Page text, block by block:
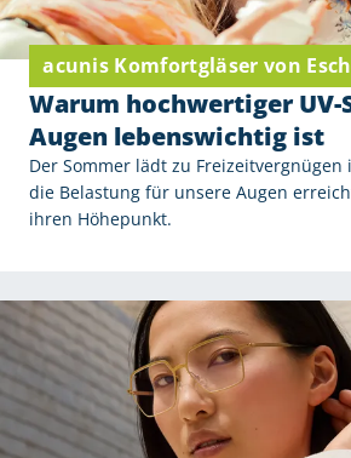
acunis Komfortgläser von
Warum hochwertiger UV-
Augen lebenswichtig ist
Der Sommer lädt zu Freizeitvergnügen
die Belastung für unsere Augen
ihren Höhepunkt.